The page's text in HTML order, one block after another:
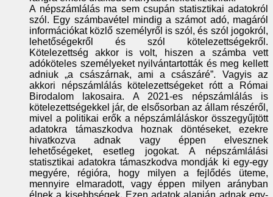
A népszámlálás ma sem csupán statisztikai adatokról
szól. Egy számbavétel mindig a számot adó, magáról
információkat közlő személyről is szól, és szól jogokról,
lehetőségekről és szól kötelezettségekről.
Kötelezettség akkor is volt, hiszen a számba vett
adóköteles személyeket nyilvántartották és meg kellett
adniuk „a császárnak, ami a császáré”. Vagyis az
akkori népszámlálás kötelezettségeket rótt a Római
Birodalom lakosaira. A 2021-es népszámlálás is
kötelezettségekkel jár, de elsősorban az állam részéről,
mivel a politikai erők a népszámláláskor összegyűjtött
adatokra támaszkodva hoznak döntéseket, ezekre
hivatkozva adnak vagy éppen elvesznek
lehetőségeket, esetleg jogokat. A népszámlálási
statisztikai adatokra támaszkodva mondják ki egy-egy
megyére, régióra, hogy milyen a fejlődés üteme,
mennyire elmaradott, vagy éppen milyen arányban